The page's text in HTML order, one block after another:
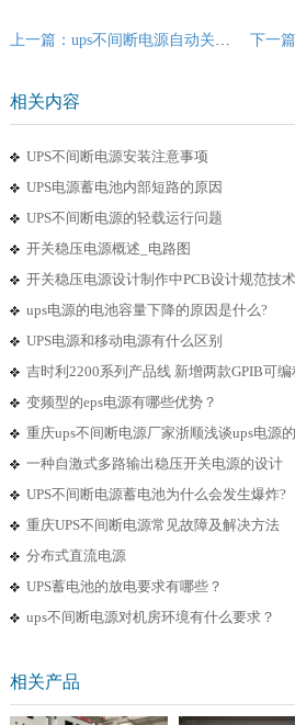
相关内容
UPS不间断电源安装注意事项
UPS电源蓄电池内部短路的原因
UPS不间断电源的轻载运行问题
开关稳压电源概述_电路图
开关稳压电源设计制作中PCB设计规范技
ups电源的电池容量下降的原因是什么?
UPS电源和移动电源有什么区别
吉时利2200系列产品线 新增两款GPIB可
变频型的eps电源有哪些优势？
重庆ups不间断电源厂家浙顺浅谈ups电源
一种自激式多路输出稳压开关电源的设计
UPS不间断电源蓄电池为什么会发生爆炸?
重庆UPS不间断电源常见故障及解决方法
分布式直流电源
UPS蓄电池的放电要求有哪些？
ups不间断电源对机房环境有什么要求？
相关产品